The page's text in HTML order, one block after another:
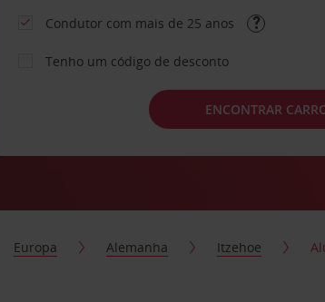
Condutor com mais de 25 anos
Tenho um código de desconto
ENCONTRAR
Europa Alemanha Itzehoe